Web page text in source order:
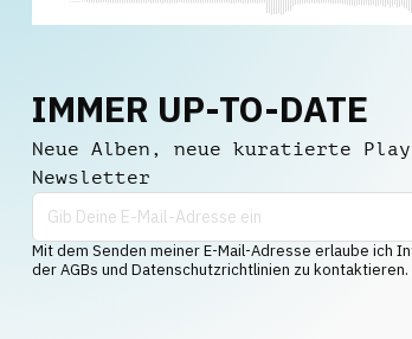
IMMER UP-TO-DATE
Neue Alben, neue kuratierte
Newsletter
Mit dem Senden meiner E-Mail-Adresse erlaube ich
der AGBs und Datenschutzrichtlinien zu kontaktieren.